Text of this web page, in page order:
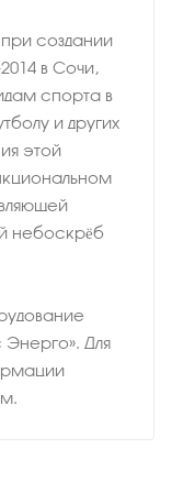
создании
в Сочи,
спорта в
и других
этой
небоскрёб
Для